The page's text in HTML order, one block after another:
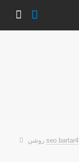
seo bartar4 روشن